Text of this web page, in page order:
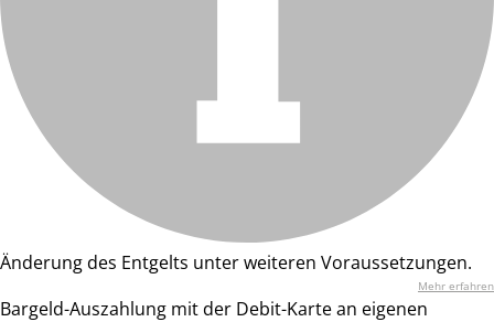
Änderung des Entgelts unter weiteren Voraussetzungen.
Mehr erfahren
Bargeld-Auszahlung mit der Debit-Karte an eigenen